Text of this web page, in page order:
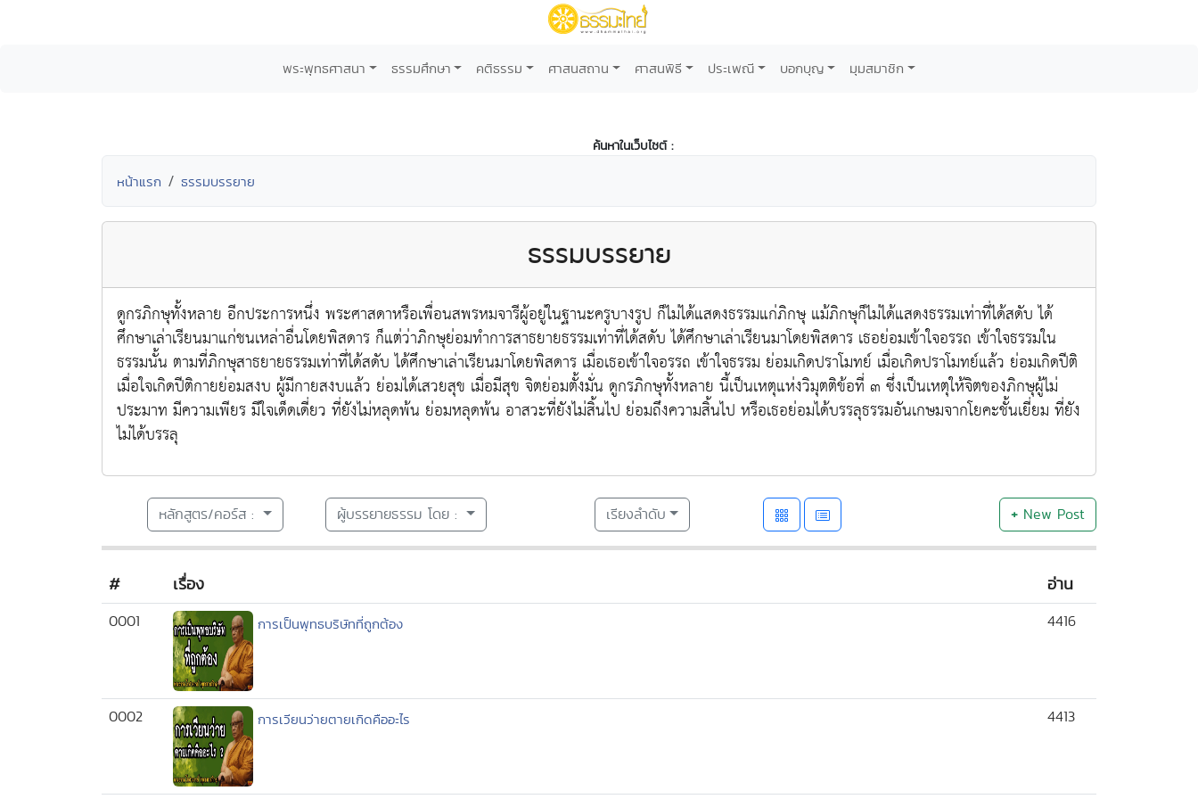
พระพุทธศาสนา ธรรมศึกษา คติธรรม ศาสนสถาน ศาสนพิธี ประเพณี บอกบุญ มุมสมาชิก
ค้นหาในเว็บไซต์ :
หน้าแรก ธรรมบรรยาย
ธรรมบรรยาย
ดูกรภิกษุทั้งหลาย อีกประการหนึ่ง พระศาสดาหรือเพื่อนสพรหมจารีผู้อยู่ในฐานะครูบางรูป ก็ไม่ได้แสดงธรรมแก่ภิกษุ แม้ภิกษุก็ไม่ได้แสดงธรรมเท่าที่ได้สดับ ได้
ศึกษาเล่าเรียนมาแก่ชนเหล่าอื่นโดยพิสดาร ก็แต่ว่าภิกษุย่อมทำการสาธยายธรรมเท่าที่ได้สดับ ได้ศึกษาเล่าเรียนมาโดยพิสดาร เธอย่อมเข้าใจอรรถ เข้าใจธรรมใน
ธรรมนั้น ตามที่ภิกษุสาธยายธรรมเท่าที่ได้สดับ ได้ศึกษาเล่าเรียนมาโดยพิสดาร เมื่อเธอเข้าใจอรรถ เข้าใจธรรม ย่อมเกิดปราโมทย์ เมื่อเกิดปราโมทย์แล้ว ย่อมเกิดปีติ
เมื่อใจเกิดปีติกายย่อมสงบ ผู้มีกายสงบแล้ว ย่อมได้เสวยสุข เมื่อมีสุข จิตย่อมตั้งมั่น ดูกรภิกษุทั้งหลาย นี้เป็นเหตุแห่งวิมุตติข้อที่ ๓ ซึ่งเป็นเหตุให้จิตของภิกษุผู้ไม่
ประมาท มีความเพียร มีใจเด็ดเดี่ยว ที่ยังไม่หลุดพ้น ย่อมหลุดพ้น อาสวะที่ยังไม่สิ้นไป ย่อมถึงความสิ้นไป หรือเธอย่อมได้บรรลุธรรมอันเกษมจากโยคะชั้นเยี่ยม ที่ยัง
ไม่ได้บรรลุ
หลักสูตร/คอร์ส : ผู้บรรยายธรรม โดย : เรียงลำดับ + New Post
# เรื่อง อ่าน
0001 การเป็นพุทธบริษัทที่ถูกต้อง 4416
0002 การเวียนว่ายตายเกิดคืออะไร 4413